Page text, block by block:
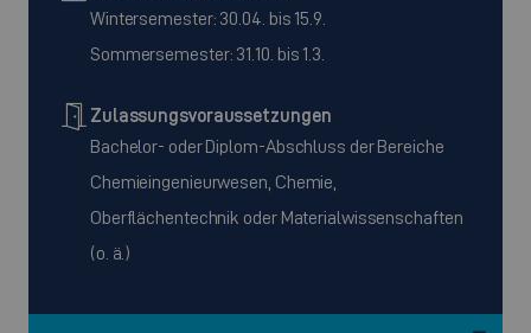
Wintersemester: 30.04. bis 15.9.
Sommersemester: 31.10. bis 1.3.
Zulassungsvoraussetzungen
Bachelor- oder Diplom-Abschluss der Bereiche
Chemieingenieurwesen, Chemie,
Oberflächentechnik oder Materialwissenschaften
(o. ä.)